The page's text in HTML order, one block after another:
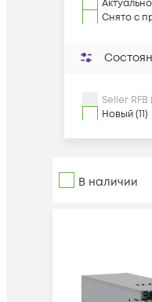
Снято с
Seller RFB
Новый (11)
В наличии